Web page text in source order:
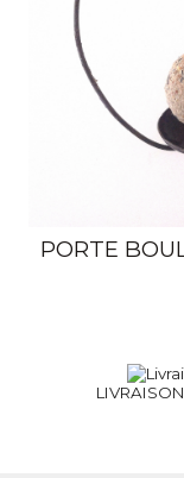
PORTE